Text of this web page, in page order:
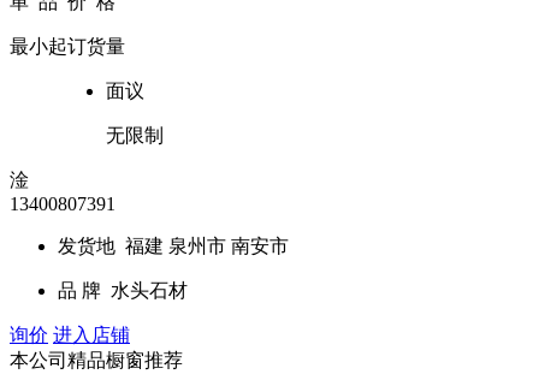
最小起订货量
面议
无限制
淦
13400807391
发货地 福建 泉州市 南安市
品 牌 水头石材
询价 进入店铺
本公司精品橱窗推荐